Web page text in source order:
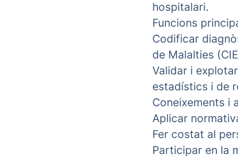
hospitalari.
Funcions
Codificar
de Malalties
Validar i
estadístics i de
Coneixements i
Aplicar
Fer costat al
Participar en la